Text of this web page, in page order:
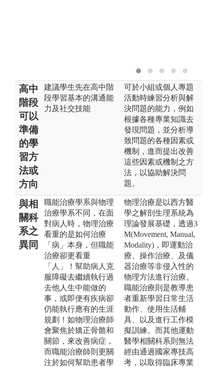
高中
階段
可以
準備
的學
習方
法或
方向
建議學生先在高中階
段學習基本的溝通能
力及社交技能
可於小組或個人專題
活動時練習分析與解
決問題的能力，例如
根據各種專業知識去
發現問題，並分析導
致問題的各種因素或
機制，進而提出改善
這些因素或機制之方
法，以協助解決問
題。
與相
關科
系之
異同
職能治療學系與物理
治療學系不同，在面
對病人時，物理治療
看重的是如何治療
「病」本身，但職能
治療卻更看重
「人」！幫助病人克
服障礙去繼續執行過
去他人生中能做的
事，或即便有疾病卻
仍能執行應有的生涯
規劃！如物理治療師
會聚焦於矯正骨骼和
關節，來改善病症，
而職能治療師則更關
注於如何幫助患者學
物理治療是以西方醫
學之解剖生理系統為
理論發展基礎，透過3
M(Movement, Manual,
Modality)，即運動治
療、操作治療、及儀
器治療等非侵入性的
物理方法進行治療。
職能治療則是教導患
者重新學習日常生活
動作、使用生活輔
具、以及進行工作模
擬訓練。而其他運動
醫學相關科系則無法
經由通過國家專技高
考，以取得臨床專業